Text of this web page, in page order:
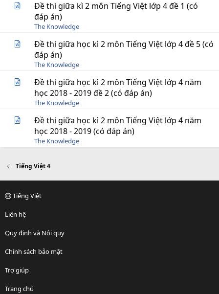
Đề thi giữa kì 2 môn Tiếng Việt lớp 4 đề 1 (có
đáp án)
The Knowledge
Đề thi giữa học kì 2 môn Tiếng Việt lớp 4 đề 5 (có
đáp án)
The Knowledge
Đề thi giữa học kì 2 môn Tiếng Việt lớp 4 năm
học 2018 - 2019 đề 2 (có đáp án)
The Knowledge
Đề thi giữa học kì 2 môn Tiếng Việt lớp 4 năm
học 2018 - 2019 (có đáp án)
The Knowledge
Tiếng Việt 4
Tiếng Việt
Liên hệ
Quy định và Nội quy
Chính sách bảo mật
Trợ giúp
Trang chủ